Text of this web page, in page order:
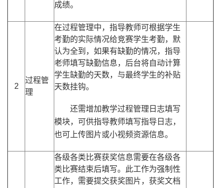
成绩。
2
过程管
理
在过程管理中，指导教师可根据学生
考勤的实际情况给竞赛学生考勤，默
认为全到，如果有缺勤的情况，指导
老师填写缺勤信息，后台将自动计算
学生缺勤的天数，与最终学生的补贴
天数挂钩。
还需增加教学过程管理日志填写
模块，可供指导教师填写指导日志，
也可上传图片或小视频资源信息。
各级各类比赛获奖信息需要在各级各
类比赛结束后填写。此工作为强制性
工作，需要提交获奖图片，获奖文档